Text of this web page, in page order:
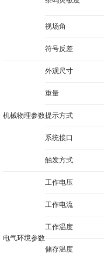
视场角
符号反差
机械物理参数
外观尺寸
重量
提示方式
系统接口
触发方式
电气环境参数
工作电压
工作电流
工作温度
储存温度